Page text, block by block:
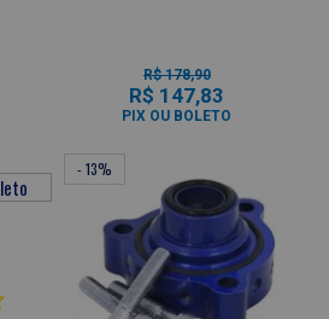
R$ 178,90
R$ 147,83
PIX OU BOLETO
- 13%